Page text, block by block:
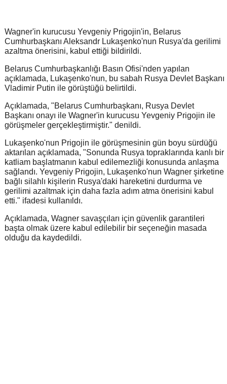
Wagner'in kurucusu Yevgeniy Prigojin'in, Belarus
Cumhurbaşkanı Aleksandr Lukaşenko'nun Rusya'da gerilimi
azaltma önerisini, kabul ettiği bildirildi.
Belarus Cumhurbaşkanlığı Basın Ofisi'nden yapılan
açıklamada, Lukaşenko'nun, bu sabah Rusya Devlet Başkanı
Vladimir Putin ile görüştüğü belirtildi.
Açıklamada, "Belarus Cumhurbaşkanı, Rusya Devlet
Başkanı onayı ile Wagner'in kurucusu Yevgeniy Prigojin ile
görüşmeler gerçekleştirmiştir." denildi.
Lukaşenko'nun Prigojin ile görüşmesinin gün boyu sürdüğü
aktarılan açıklamada, "Sonunda Rusya topraklarında kanlı bir
katliam başlatmanın kabul edilemezliği konusunda anlaşma
sağlandı. Yevgeniy Prigojin, Lukaşenko'nun Wagner şirketine
bağlı silahlı kişilerin Rusya'daki hareketini durdurma ve
gerilimi azaltmak için daha fazla adım atma önerisini kabul
etti." ifadesi kullanıldı.
Açıklamada, Wagner savaşçıları için güvenlik garantileri
başta olmak üzere kabul edilebilir bir seçeneğin masada
olduğu da kaydedildi.